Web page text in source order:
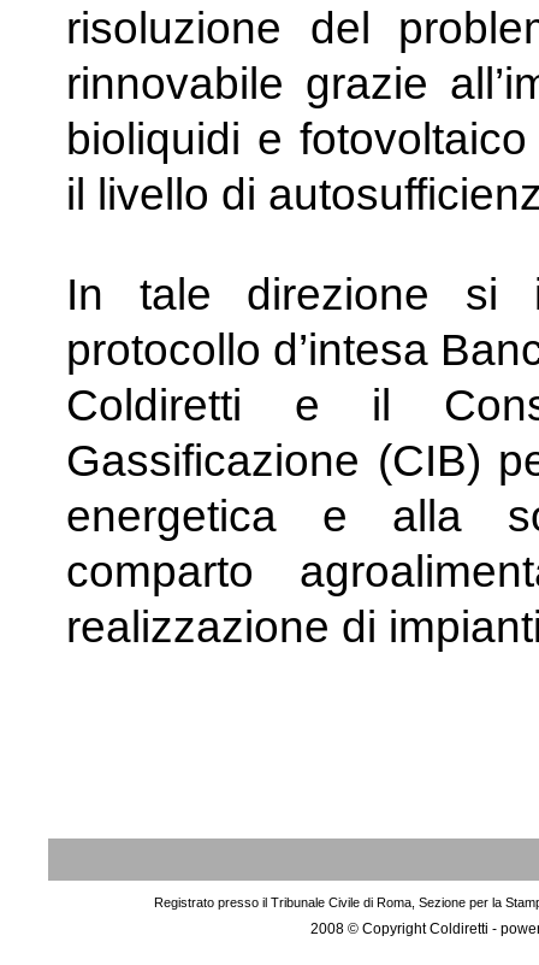
risoluzione del
rinnovabile grazie
bioliquidi e
il livello di
In tale direzione si
protocollo d’intesa
Coldiretti e il
Gassificazione (CIB)
energetica e alla
comparto
realizzazione di
Registrato presso il Tribunale Civile di Roma, Sezione per la
2008 © Copyright Coldiretti -